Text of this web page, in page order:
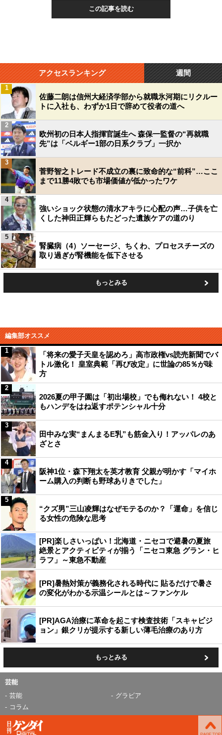
この記事を読む
アクセスランキング 週間
佐藤二朗は信州大経済学部から就職氷河期にリクルー
トに入社も、わずか1日で辞めて役者の道へ
1
欧州初の日本人指揮官誕生へ 森保一監督の“再就職
先”は「ベルギー1部の日系クラブ」一択か
2
菅野智之トレード不成立の裏に致命的な“前科”…ここ
まで11勝4敗でも市場価値が低かったワケ
3
強いショック状態の清水アキラに心配の声…子供を亡
くした神田正輝らもたどった遺族ケアの道のり
4
腎臓病（4）ソーセージ、ちくわ、プロセスチーズの
取り過ぎが腎機能を低下させる
5
もっとみる
編集部オススメ
「将来の愛子天皇を認めろ」高市政権vs読売新聞でバ
トル激化！ 皇室典範「再び改定」に世論の85％が味
方
1
2026夏の甲子園は「初出場校」でも侮れない！ 4校と
もハンデをはね返すポテンシャル十分
2
田中みな実“まんまるE乳”も筋金入り！アッパレのあ
ざとさ
3
阪神1位・森下翔太を英才教育 父親が明かす「マイホ
ーム購入の判断も野球ありきでした」
4
“クズ男”三山凌輝はなぜモテるのか？「運命」を信じ
る女性の危険な思考
5
[PR]楽しさいっぱい！北海道・ニセコで避暑の夏旅
絶景とアクティビティが揃う「ニセコ東急 グラン・ヒ
ラフ」～東急不動産
[PR]暑熱対策が義務化される時代に 貼るだけで暑さ
の変化がわかる示温シールとは～ファンケル
[PR]AGA治療に革命を起こす検査技術「スキャビジ
ョン」銀クリが提示する新しい薄毛治療のあり方
もっとみる
芸能
芸能
グラビア
コラム